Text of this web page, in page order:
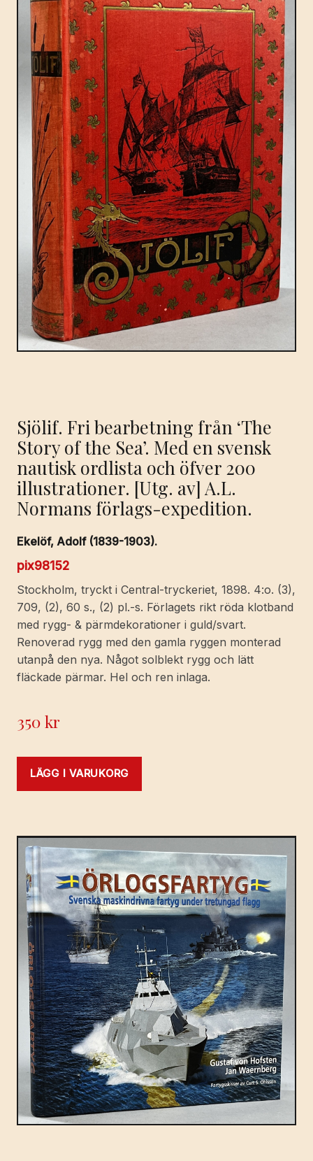
Sjölif. Fri bearbetning från ‘The
Story of the Sea’. Med en svensk
nautisk ordlista och öfver 200
illustrationer. [Utg. av] A.L.
Normans förlags-expedition.
Ekelöf, Adolf (1839-1903).
pix98152
Stockholm, tryckt i Central-tryckeriet, 1898. 4:o. (3),
709, (2), 60 s., (2) pl.-s. Förlagets rikt röda klotband
med rygg- & pärmdekorationer i guld/svart.
Renoverad rygg med den gamla ryggen monterad
utanpå den nya. Något solblekt rygg och lätt
fläckade pärmar. Hel och ren inlaga.
350kr
LÄGG I VARUKORG